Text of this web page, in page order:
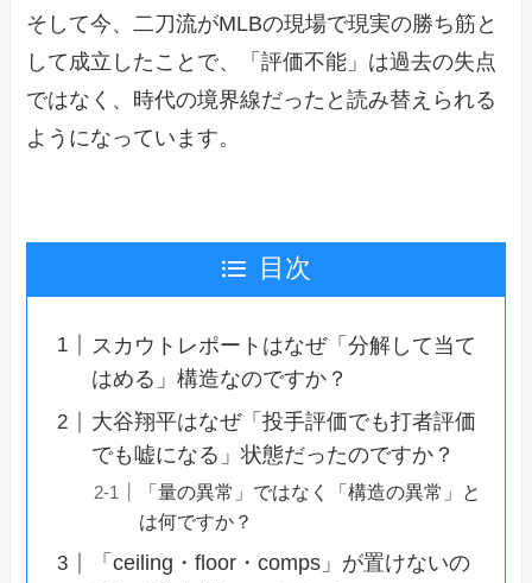
そして今、二刀流がMLBの現場で現実の勝ち筋と
して成立したことで、「評価不能」は過去の失点
ではなく、時代の境界線だったと読み替えられる
ようになっています。
目次
スカウトレポートはなぜ「分解して当て
はめる」構造なのですか？
大谷翔平はなぜ「投手評価でも打者評価
でも嘘になる」状態だったのですか？
「量の異常」ではなく「構造の異常」と
は何ですか？
「ceiling・floor・comps」が置けないの